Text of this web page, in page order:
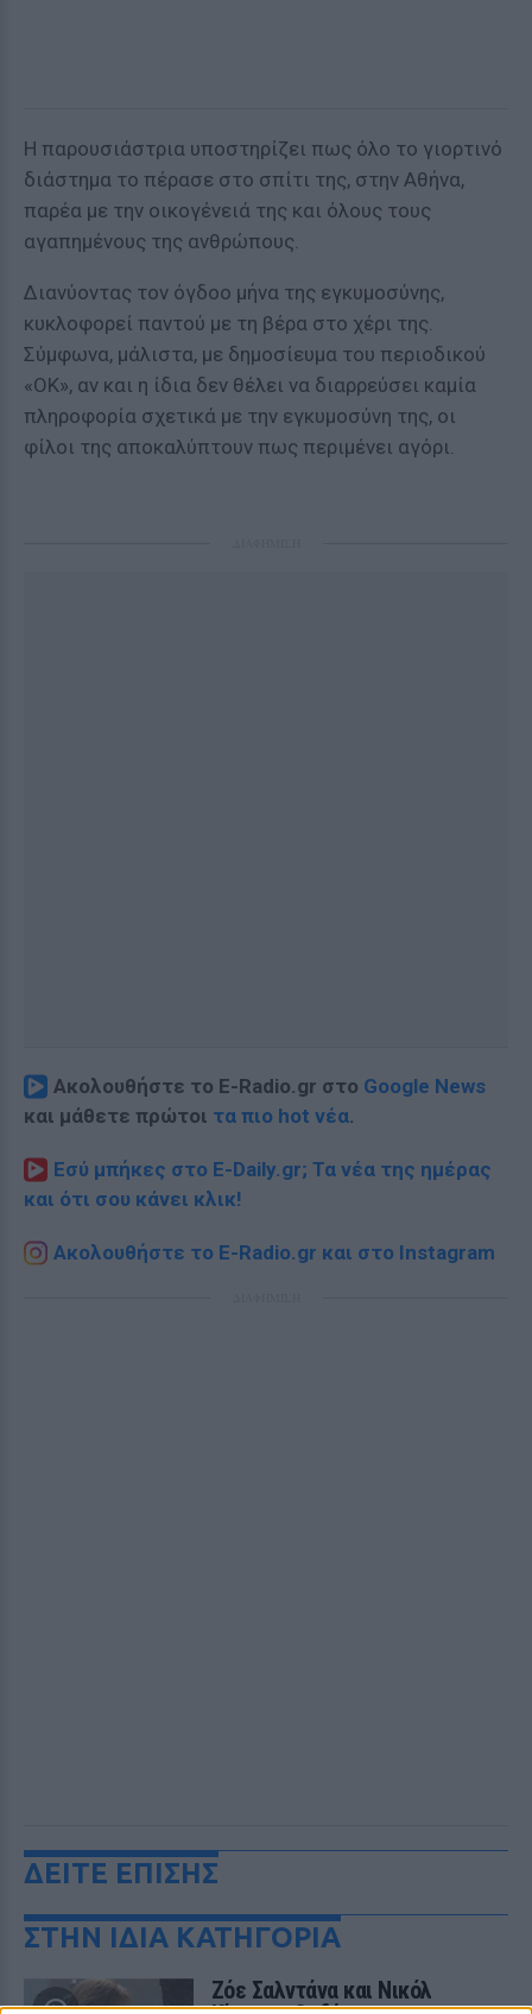
Η παρουσιάστρια υποστηρίζει πως όλο το γιορτινό
διάστημα το πέρασε στο σπίτι της, στην Αθήνα,
παρέα με την οικογένειά της και όλους τους
αγαπημένους της ανθρώπους.
Διανύοντας τον όγδοο μήνα της εγκυμοσύνης,
κυκλοφορεί παντού με τη βέρα στο χέρι της.
Σύμφωνα, μάλιστα, με δημοσίευμα του περιοδικού
«OK», αν και η ίδια δεν θέλει να διαρρεύσει καμία
πληροφορία σχετικά με την εγκυμοσύνη της, οι
φίλοι της αποκαλύπτουν πως περιμένει αγόρι.
Ακολουθήστε το E-Radio.gr στο Google News
και μάθετε πρώτοι τα πιο hot νέα.
Εσύ μπήκες στο E-Daily.gr; Τα νέα της ημέρας
και ότι σου κάνει κλικ!
Ακολουθήστε το E-Radio.gr και στο Instagram
ΔΕΙΤΕ ΕΠΙΣΗΣ
ΣΤΗΝ ΙΔΙΑ ΚΑΤΗΓΟΡΙΑ
Ζόε Σαλντάνα και Νικόλ